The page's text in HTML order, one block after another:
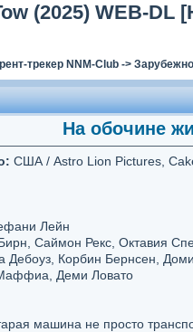
(2025) WEB-DL
трекер NNM-Club ->
На обочине
США / Astro Lion Pictures,
Лейн
Саймон Рекс, Октавия
Дебоуз, Корбин Бернсен,
Деми Ловато
машина не просто